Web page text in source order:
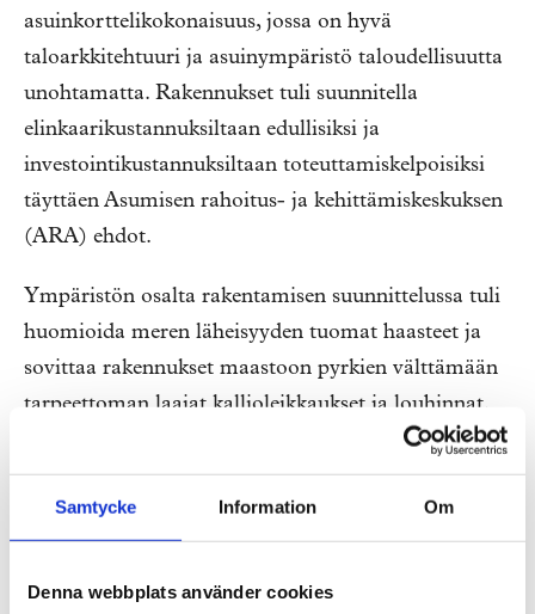
Samtycke Information Om
Denna webbplats använder cookies
asuinkorttelikokonaisuus, jossa on hyvä
taloarkkitehtuuri ja asuinympäristö taloudellisuutta
unohtamatta. Rakennukset tuli suunnitella
elinkaarikustannuksiltaan edullisiksi ja
investointikustannuksiltaan toteuttamiskelpoisiksi
täyttäen Asumisen rahoitus- ja kehittämiskeskuksen
(ARA) ehdot.
Ympäristön osalta rakentamisen suunnittelussa tuli
huomioida meren läheisyyden tuomat haasteet ja
sovittaa rakennukset maastoon pyrkien välttämään
tarpeettoman laajat kallioleikkaukset ja louhinnat.
arkkitehtonisten, toiminnallisten, teknisten ja
taloudellisten vaatimusten tasapainoista ratkaisua ja